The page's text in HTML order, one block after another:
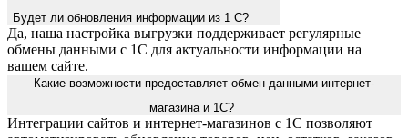
Будет ли обновления информации из 1 С?
Да, наша настройка выгрузки поддерживает регулярные
обмены данными с 1С для актуальности информации на
вашем сайте.
Какие возможности предоставляет обмен данными интернет-
магазина и 1С?
Интеграции сайтов и интернет-магазинов с 1С позволяют